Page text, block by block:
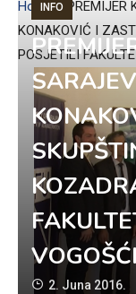
Home»
KONAKOVIĆ I
POSJETILI
INFO
VOGOŠĆI
2. Juna 2016.